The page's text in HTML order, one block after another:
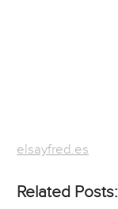
elsayfred.es
Related Posts: